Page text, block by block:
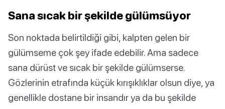
Sana sıcak bir şekilde gülümsüyor
Son noktada belirtildiği gibi, kalpten gelen bir
gülümseme çok şey ifade edebilir. Ama sadece
sana dürüst ve sıcak bir şekilde gülümserse.
Gözlerinin etrafında küçük kırışıklıklar olsun diye, ya
genellikle dostane bir insandır ya da bu şekilde